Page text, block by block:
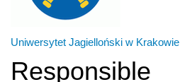
Uniwersytet Jagielloński w Krakowie
Responsible